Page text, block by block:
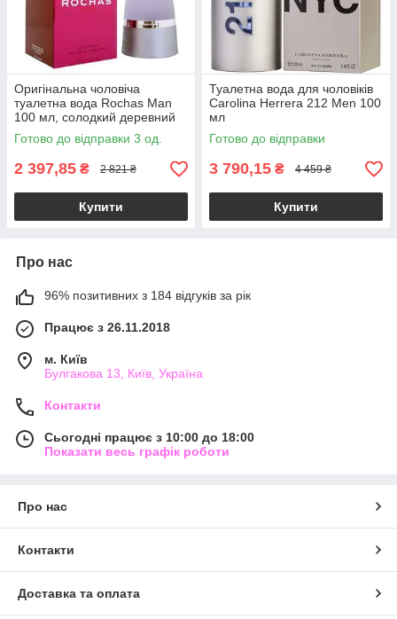
Оригінальна чоловіча
туалетна вода Rochas Man
100 мл, солодкий деревний
пряний аромат
Готово до відправки 3 од.
2 397,85 ₴ 2 821 ₴
Купити
Туалетна вода для чоловіків
Carolina Herrera 212 Men 100
мл
Готово до відправки
3 790,15 ₴ 4 459 ₴
Купити
Про нас
96% позитивних з 184 відгуків за рік
Працює з 26.11.2018
м. Київ
Булгакова 13, Київ, Україна
Контакти
Сьогодні працює з 10:00 до 18:00
Показати весь графік роботи
Про нас
Контакти
Доставка та оплата